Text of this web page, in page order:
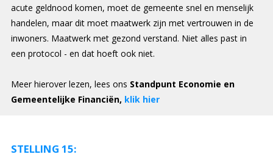
acute geldnood komen, moet de gemeente snel en menselijk
handelen, maar dit moet maatwerk zijn met vertrouwen in de
inwoners. Maatwerk met gezond verstand. Niet alles past in
een protocol - en dat hoeft ook niet.
Meer hierover lezen, lees ons Standpunt Economie en
Gemeentelijke Financiën, klik hier
STELLING 15: